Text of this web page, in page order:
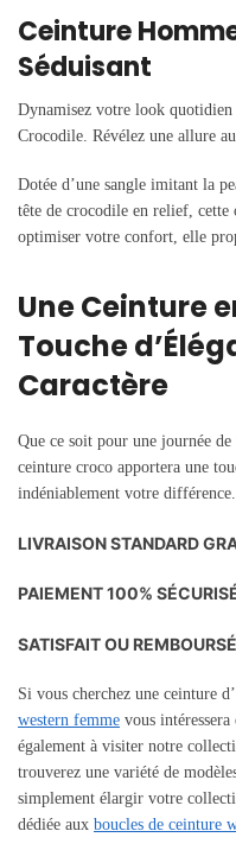
Ceinture
Séduisant
Dynamisez votre look
Crocodile. Révélez une allure
Dotée d’une sangle imitant la
tête de crocodile en relief, cette
optimiser votre confort, elle
Une Ceinture
Touche
Caractère
Que ce soit pour une journée
ceinture croco apportera une
indéniablement votre différence.
LIVRAISON STANDARD
PAIEMENT 100%
SATISFAIT OU REMBOURSÉ
Si vous cherchez une ceinture
western femme vous
également à visiter notre
trouverez une variété de
simplement élargir votre
dédiée aux boucles de ceinture